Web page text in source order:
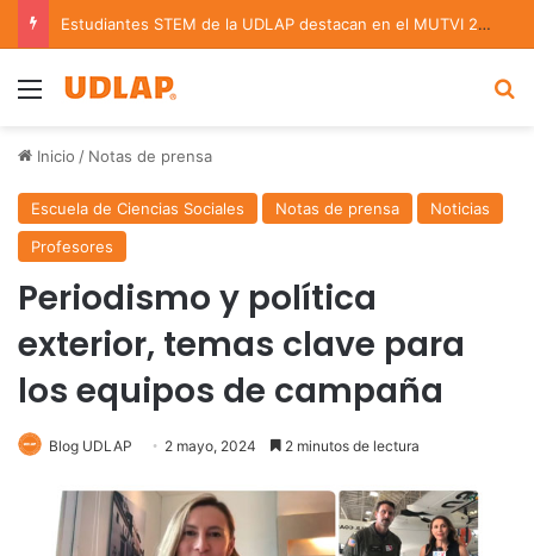
Estudiantes STEM de la UDLAP destacan en el MUTVI 2026
Menu
Inicio / Notas de prensa
Escuela de Ciencias Sociales Notas de prensa
Noticias
Profesores
Periodismo y política
exterior, temas clave para
los equipos de campaña
Blog UDLAP 2 mayo, 2024 2 minutos de lectura